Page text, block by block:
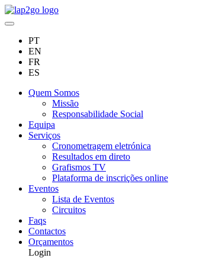
PT
EN
FR
ES
Quem Somos
Missão
Responsabilidade Social
Equipa
Serviços
Cronometragem eletrónica
Resultados em direto
Grafismos TV
Plataforma de inscrições online
Eventos
Lista de Eventos
Circuitos
Faqs
Contactos
Orçamentos
Login